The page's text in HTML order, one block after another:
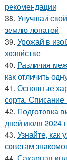
рекомендации
38. Улучшай
землю лопатой
39. Урожай в
хозяйстве
40. Различия
как отличить
41. Основные
сорта.
42. Подготовка
дней июля 2024
43. Узнайте, как
советам